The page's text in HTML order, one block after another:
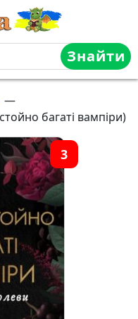
Знайти
—
багаті вампіри)
3